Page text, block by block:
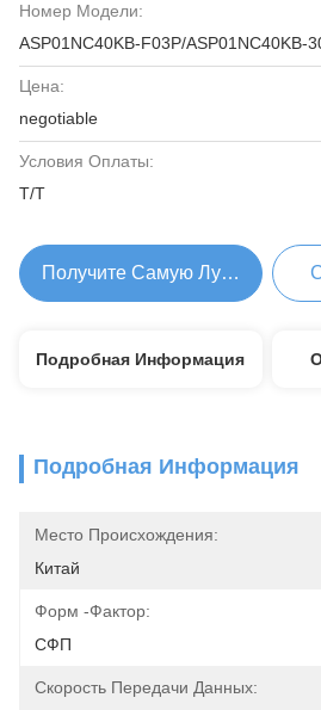
Номер Модели:
ASP01NC40KB-F03P/ASP01NC40KB-
Цена:
negotiable
Условия Оплаты:
Т/Т
Получите Самую Лучшую Цену
Подробная Информация
Подробная Информация
Место Происхождения:
Китай
Форм -фактор:
СФП
Скорость Передачи Данных: